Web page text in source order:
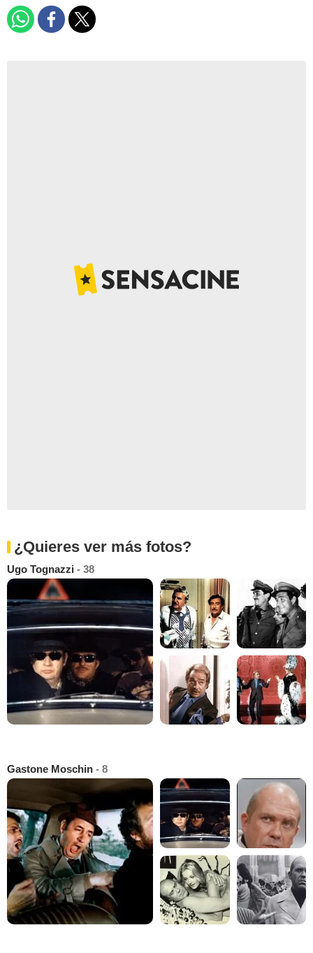
¿Quieres ver más fotos?
Ugo Tognazzi - 38
Gastone Moschin - 8